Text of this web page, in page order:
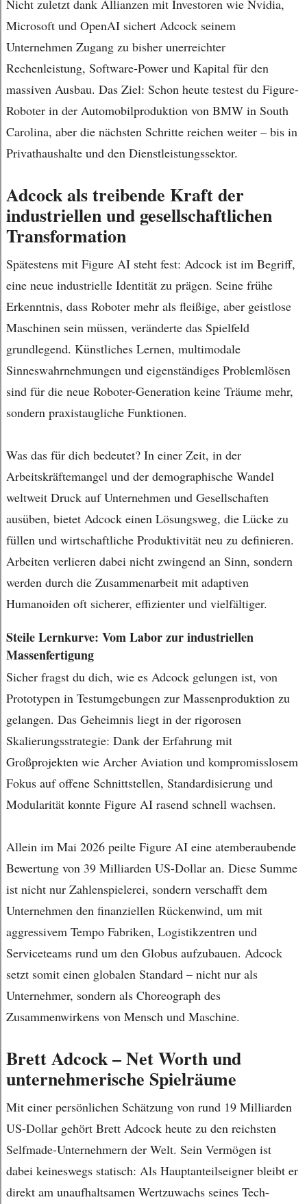
Nicht zuletzt dank Allianzen mit Investoren wie Nvidia,
Microsoft und OpenAI sichert Adcock seinem
Unternehmen Zugang zu bisher unerreichter
Rechenleistung, Software-Power und Kapital für den
massiven Ausbau. Das Ziel: Schon heute testest du Figure-
Roboter in der Automobilproduktion von BMW in South
Carolina, aber die nächsten Schritte reichen weiter – bis in
Privathaushalte und den Dienstleistungssektor.
Adcock als treibende Kraft der
industriellen und gesellschaftlichen
Transformation
Spätestens mit Figure AI steht fest: Adcock ist im Begriff,
eine neue industrielle Identität zu prägen. Seine frühe
Erkenntnis, dass Roboter mehr als fleißige, aber geistlose
Maschinen sein müssen, veränderte das Spielfeld
grundlegend. Künstliches Lernen, multimodale
Sinneswahrnehmungen und eigenständiges Problemlösen
sind für die neue Roboter-Generation keine Träume mehr,
sondern praxistaugliche Funktionen.
Was das für dich bedeutet? In einer Zeit, in der
Arbeitskräftemangel und der demographische Wandel
weltweit Druck auf Unternehmen und Gesellschaften
ausüben, bietet Adcock einen Lösungsweg, die Lücke zu
füllen und wirtschaftliche Produktivität neu zu definieren.
Arbeiten verlieren dabei nicht zwingend an Sinn, sondern
werden durch die Zusammenarbeit mit adaptiven
Humanoiden oft sicherer, effizienter und vielfältiger.
Steile Lernkurve: Vom Labor zur industriellen
Massenfertigung
Sicher fragst du dich, wie es Adcock gelungen ist, von
Prototypen in Testumgebungen zur Massenproduktion zu
gelangen. Das Geheimnis liegt in der rigorosen
Skalierungsstrategie: Dank der Erfahrung mit
Großprojekten wie Archer Aviation und kompromisslosem
Fokus auf offene Schnittstellen, Standardisierung und
Modularität konnte Figure AI rasend schnell wachsen.
Allein im Mai 2026 peilte Figure AI eine atemberaubende
Bewertung von 39 Milliarden US-Dollar an. Diese Summe
ist nicht nur Zahlenspielerei, sondern verschafft dem
Unternehmen den finanziellen Rückenwind, um mit
aggressivem Tempo Fabriken, Logistikzentren und
Serviceteams rund um den Globus aufzubauen. Adcock
setzt somit einen globalen Standard – nicht nur als
Unternehmer, sondern als Choreograph des
Zusammenwirkens von Mensch und Maschine.
Brett Adcock – Net Worth und
unternehmerische Spielräume
Mit einer persönlichen Schätzung von rund 19 Milliarden
US-Dollar gehört Brett Adcock heute zu den reichsten
Selfmade-Unternehmern der Welt. Sein Vermögen ist
dabei keineswegs statisch: Als Hauptanteilseigner bleibt er
direkt am unaufhaltsamen Wertzuwachs seines Tech-